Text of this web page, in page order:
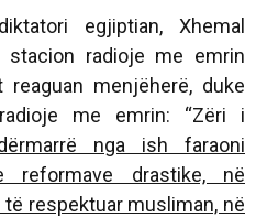
egjiptian, Xhemal
stacion radioje me emrin
reaguan menjëherë, duke
me emrin: “Zëri i
nga ish faraoni
drastike, në
respektuar musliman, në